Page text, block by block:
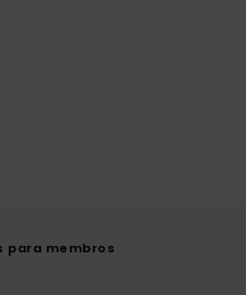
para membros